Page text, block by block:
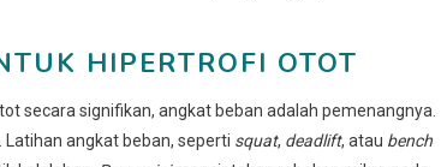
HIPERTROFI OTOT
secara signifikan, angkat beban adalah pemenangnya.
Latihan angkat beban, seperti squat, deadlift, atau bench